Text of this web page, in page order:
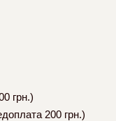
грн.)
200 грн.)